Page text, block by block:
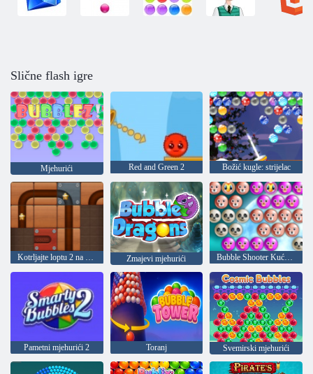
Slične flash igre
Mjehurići Red and Green 2 Božić kugle: strijelac
Kotrljajte loptu 2 na mreži Zmajevi mjehurići Bubble Shooter Kućni ljubimci
Pametni mjehurići 2 Toranj Svemirski mjehurići